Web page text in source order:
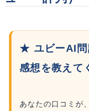
★ ユビーAI問
感想を教えて
あなたの口コミが